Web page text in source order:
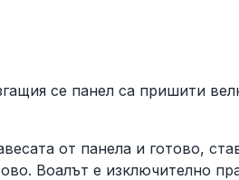
се панел са пришити
от панела и готово,
Воалът е изключително